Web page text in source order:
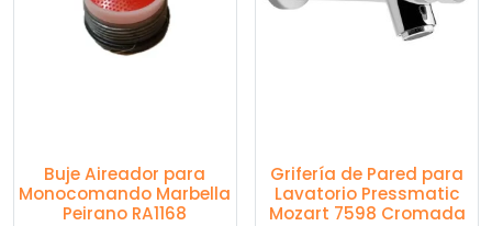
Buje Aireador para
Monocomando Marbella
Peirano RA1168
Grifería de Pared para
Lavatorio Pressmatic
Mozart 7598 Cromada